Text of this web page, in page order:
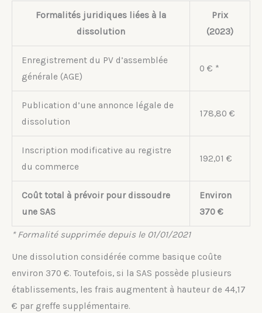
Formalités juridiques liées à la
dissolution
Prix
(2023)
Enregistrement du PV d’assemblée
générale (AGE)
0 € *
Publication d’une annonce légale de
dissolution
178,80 €
Inscription modificative au registre
du commerce
192,01 €
Coût total à prévoir pour dissoudre
une SAS
Environ
370 €
* Formalité supprimée depuis le 01/01/2021
Une dissolution considérée comme basique coûte
environ 370 €. Toutefois, si la SAS possède plusieurs
établissements, les frais augmentent à hauteur de 44,17
€ par greffe supplémentaire.